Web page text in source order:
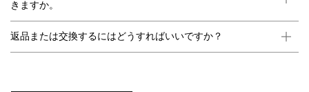
きますか。
返品または交換するにはどうすればいいですか？